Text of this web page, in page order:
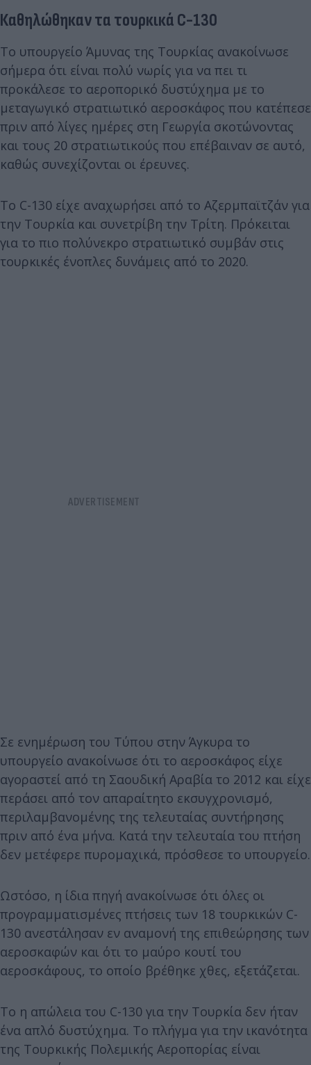
Καθηλώθηκαν τα τουρκικά C-130
Το υπουργείο Άμυνας της Τουρκίας ανακοίνωσε
σήμερα ότι είναι πολύ νωρίς για να πει τι
προκάλεσε το αεροπορικό δυστύχημα με το
μεταγωγικό στρατιωτικό αεροσκάφος που κατέπεσε
πριν από λίγες ημέρες στη Γεωργία σκοτώνοντας
και τους 20 στρατιωτικούς που επέβαιναν σε αυτό,
καθώς συνεχίζονται οι έρευνες.
Το C-130 είχε αναχωρήσει από το Αζερμπαϊτζάν για
την Τουρκία και συνετρίβη την Τρίτη. Πρόκειται
για το πιο πολύνεκρο στρατιωτικό συμβάν στις
τουρκικές ένοπλες δυνάμεις από το 2020.
Σε ενημέρωση του Τύπου στην Άγκυρα το
υπουργείο ανακοίνωσε ότι το αεροσκάφος είχε
αγοραστεί από τη Σαουδική Αραβία το 2012 και είχε
περάσει από τον απαραίτητο εκσυγχρονισμό,
περιλαμβανομένης της τελευταίας συντήρησης
πριν από ένα μήνα. Κατά την τελευταία του πτήση
δεν μετέφερε πυρομαχικά, πρόσθεσε το υπουργείο.
Ωστόσο, η ίδια πηγή ανακοίνωσε ότι όλες οι
προγραμματισμένες πτήσεις των 18 τουρκικών C-
130 ανεστάλησαν εν αναμονή της επιθεώρησης των
αεροσκαφών και ότι το μαύρο κουτί του
αεροσκάφους, το οποίο βρέθηκε χθες, εξετάζεται.
Το η απώλεια του C-130 για την Τουρκία δεν ήταν
ένα απλό δυστύχημα. Το πλήγμα για την ικανότητα
της Τουρκικής Πολεμικής Αεροπορίας είναι